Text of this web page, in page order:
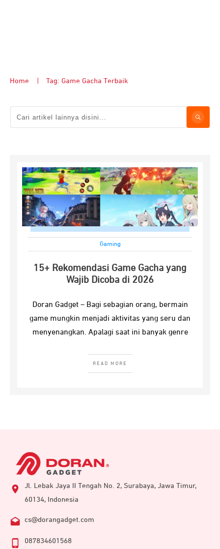
Home Tag: Game Gacha Terbaik
Gaming
15+ Rekomendasi Game Gacha yang
Wajib Dicoba di 2026
Doran Gadget – Bagi sebagian orang, bermain
game mungkin menjadi aktivitas yang seru dan
menyenangkan. Apalagi saat ini banyak genre
READ MORE
Jl. Lebak Jaya II Tengah No. 2, Surabaya, Jawa Timur,
60134, Indonesia
cs@dorangadget.com
087834601568